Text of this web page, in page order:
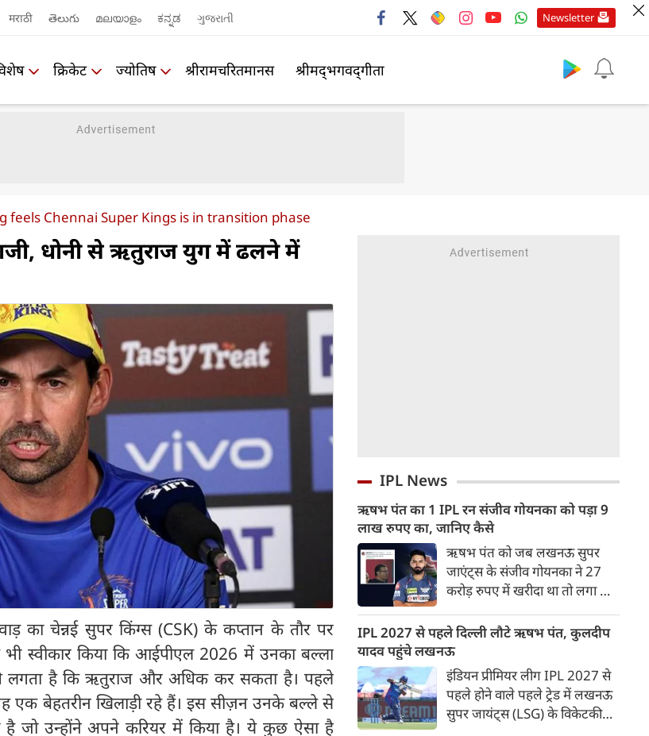
मराठी తెలుగు മലയാളം ಕನ್ನಡ ગુજરાતી Newsletter
क्रिकेट ज्योतिष श्रीरामचरितमानस श्रीमद्‍भगवद्‍गीता
feels Chennai Super Kings is in transition phase
धोनी से ऋतुराज युग में ढलने में
का चेन्नई सुपर किंग्स (CSK) के कप्तान के तौर पर
स्वीकार किया कि आईपीएल 2026 में उनका बल्ला
लगता है कि ऋतुराज और अधिक कर सकता है। पहले
एक बेहतरीन खिलाड़ी रहे हैं। इस सीज़न उनके बल्ले से
है जो उन्होंने अपने करियर में किया है। ये कुछ ऐसा है
IPL News
ऋषभ पंत का 1 IPL रन संजीव गोयनका को पड़ा 9
लाख रुपए का, जानिए कैसे
ऋषभ पंत को जब लखनऊ सुपर
जाएंट्स के संजीव गोयनका ने 27
करोड़ रुपए में खरीदा था तो लगा था
पहुंचाएंग लेकिन उनका खुदका बल्ला
इतना शांत रहा कि लखनऊ गहराई में
पहुंच गई।
IPL 2027 से पहले दिल्ली लौटे ऋषभ पंत, कुलदीप
यादव पहुंचे लखनऊ
इंडियन प्रीमियर लीग IPL 2027 से
पहले होने वाले पहले ट्रेड में लखनऊ
सुपर जायंट्स (LSG) के विकेटकीपर-